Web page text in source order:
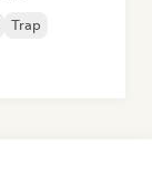
Trap